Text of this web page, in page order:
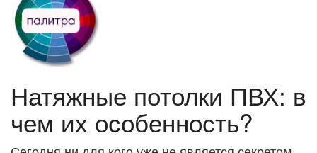
Натяжные потолки ПВХ: в
чем их особенность?